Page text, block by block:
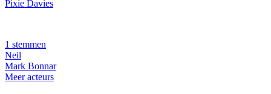
Pixie Davies
1 stemmen
Neil
Mark Bonnar
Meer acteurs